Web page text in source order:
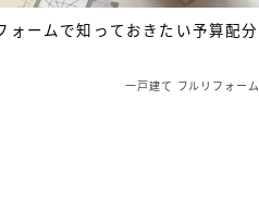
ォームで知っておきたい予算配分
一戸建て フルリフォーム